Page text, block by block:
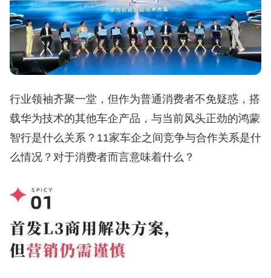
行业领袖齐聚一堂，但作为普通消费者不免疑惑，搭
载华为技术的其他车企产品，与当前风头正劲的鸿蒙
智行是什么关系？11家车企之间竞争与合作关系是什
么情况？对于消费者而言意味着什么？